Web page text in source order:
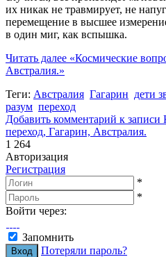
их никак не травмирует, не
перемещение в высшее
в один миг, как вспышка.
Читать далее «Космические
Австралия.»
Теги: Австралия Гагарин дети
разум переход
Добавить комментарий к записи
переход, Гагарин, Австралия.
1 264
Авторизация
Регистрация
*
*
Войти через:
Запомнить
Потеряли пароль?